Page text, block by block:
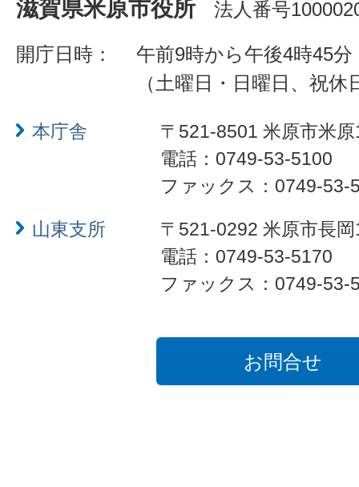
滋賀県米原市役所 法人番号
開庁日時：
午前9時から午後4時45分
（土曜日・日曜日、祝
本庁舎
〒521-8501 米原市米
電話：0749-53-5100
ファックス：0749-53-
山東支所
〒521-0292 米原市長
電話：0749-53-5170
ファックス：0749-53-
お問合せ